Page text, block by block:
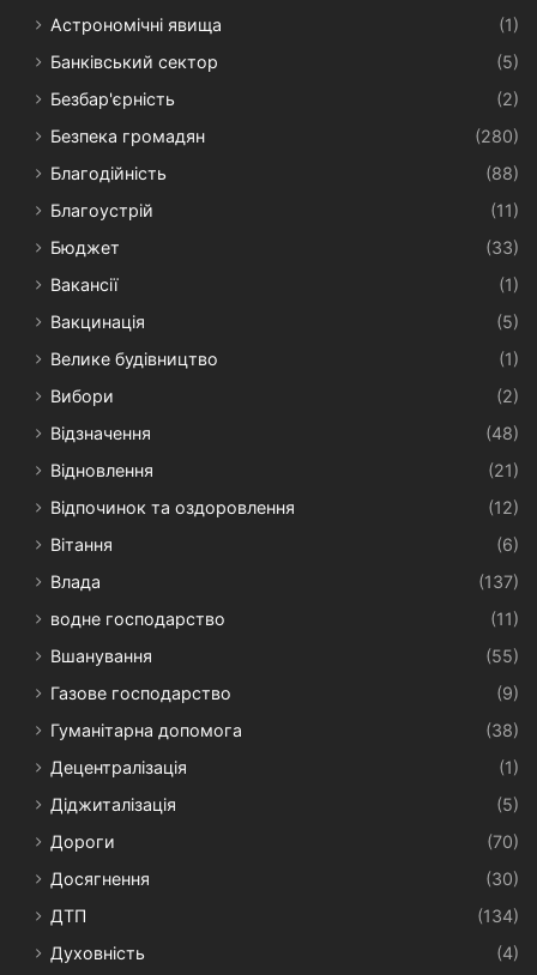
Астрономічні явища
(1)
Банківський сектор
(5)
Безбар'єрність
(2)
Безпека громадян
(280)
Благодійність
(88)
Благоустрій
(11)
Бюджет
(33)
Вакансії
(1)
Вакцинація
(5)
Велике будівництво
(1)
Вибори
(2)
Відзначення
(48)
Відновлення
(21)
Відпочинок та оздоровлення
(12)
Вітання
(6)
Влада
(137)
водне господарство
(11)
Вшанування
(55)
Газове господарство
(9)
Гуманітарна допомога
(38)
Децентралізація
(1)
Діджиталізація
(5)
Дороги
(70)
Досягнення
(30)
ДТП
(134)
Духовність
(4)